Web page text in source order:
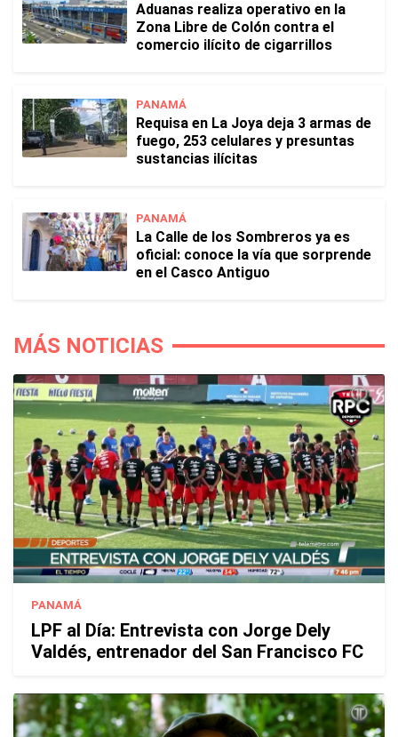
Aduanas realiza operativo en la
Zona Libre de Colón contra el
comercio ilícito de cigarrillos
PANAMÁ
Requisa en La Joya deja 3 armas de
fuego, 253 celulares y presuntas
sustancias ilícitas
PANAMÁ
La Calle de los Sombreros ya es
oficial: conoce la vía que sorprende
en el Casco Antiguo
MÁS NOTICIAS
PANAMÁ
LPF al Día: Entrevista con Jorge Dely
Valdés, entrenador del San Francisco FC